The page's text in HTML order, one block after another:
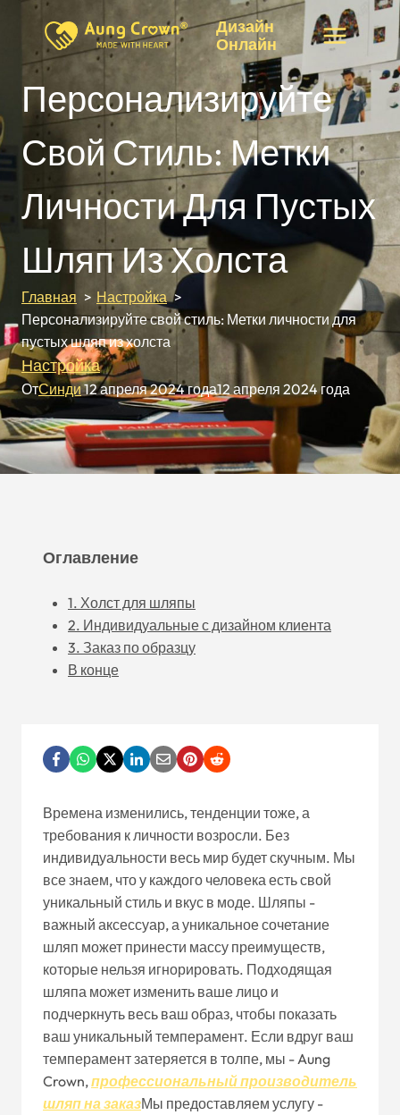
Перейти
контенту
Дизайн
Онлайн
Персонализируйте
Свой Стиль: Метки
Личности Для Пустых
Шляп Из Холста
Главная
Настройка
Персонализируйте свой стиль: Метки личности для
пустых шляп из холста
Настройка
ОтСинди12 апреля 2024 года12 апреля 2024 года
Оглавление
1. Холст для шляпы
2. Индивидуальные с дизайном клиента
3. Заказ по образцу
В конце
Времена изменились, тенденции тоже, а
требования к личности возросли. Без
индивидуальности весь мир будет скучным. Мы
все знаем, что у каждого человека есть свой
уникальный стиль и вкус в моде. Шляпы -
важный аксессуар, а уникальное сочетание
шляп может принести массу преимуществ,
которые нельзя игнорировать. Подходящая
шляпа может изменить ваше лицо и
подчеркнуть весь ваш образ, чтобы показать
ваш уникальный темперамент. Если вдруг ваш
темперамент затеряется в толпе, мы - Aung
Crown,профессиональный производитель
шляп на заказМы предоставляем услугу -